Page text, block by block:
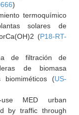
)
termoquímico
solares de
(P18-RT-
de filtración de
de biomasa
biomiméticos (US-
use MED urban
by traffic through